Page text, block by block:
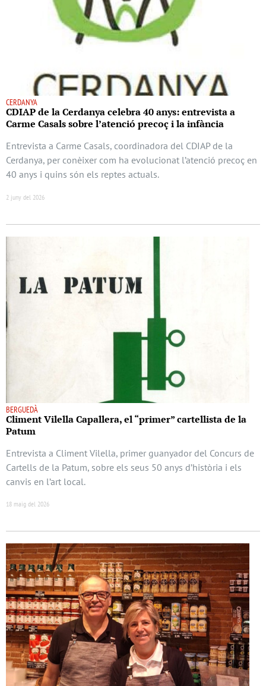
CERDANYA
CDIAP de la Cerdanya celebra 40 anys: entrevista a
Carme Casals sobre l’atenció precoç i la infància
Entrevista a Carme Casals, coordinadora del CDIAP de la
Cerdanya, per conèixer com ha evolucionat l’atenció precoç en
40 anys i quins són els reptes actuals.
2 juny del 2026
BERGUEDÀ
Climent Vilella Capallera, el “primer” cartellista de la
Patum
Entrevista a Climent Vilella, primer guanyador del Concurs de
Cartells de la Patum, sobre els seus 50 anys d’història i els
canvis en l’art local.
18 maig del 2026